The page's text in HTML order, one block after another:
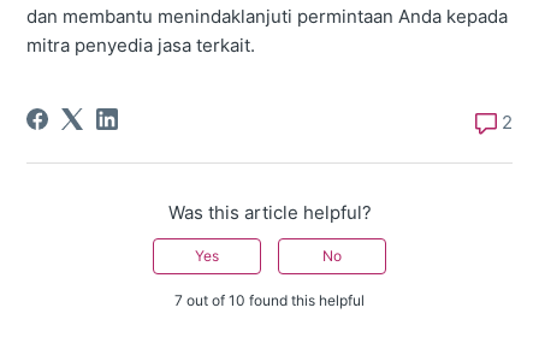
dan membantu menindaklanjuti permintaan Anda kepada
mitra penyedia jasa terkait.
2
Was this article helpful?
Yes No
7 out of 10 found this helpful